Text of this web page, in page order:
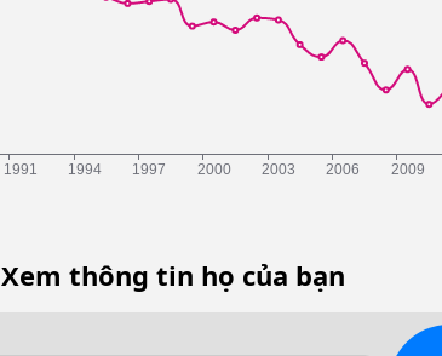
Xem thông tin họ của bạn